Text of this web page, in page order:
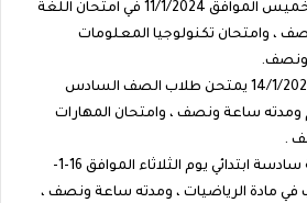
ويمتحن الطلاب في يوم الخميس الموافق 11/1/2024 في امتحان اللغة
، وامتحان تكنولوجيا المعلومات
ونصف.
أما في يوم الأحد الموافق 14/1/2024 يمتحن طلاب الصف السادس
ومدته ساعة ونصف ، وامتحان المهارات
.
وفي آخر أيام امتحانات سنة سادسة ابتدائي يوم الثلاثاء الموافق 16-1-
في مادة الرياضيات ، ومدته ساعة ونصف ،